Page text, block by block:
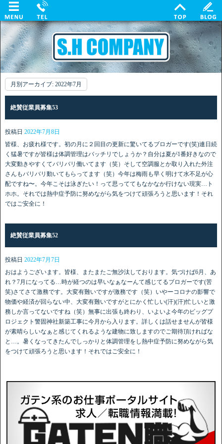
月別アーカイブ: 2022年7月
絶賛従業員募集53
投稿日 2022年7月8日
皆様、お疲れ様です。初の月に２回目の更新に驚いてるブロガーです(笑)連日続
く猛暑ですが皆様は体調管理はバッチリでしょうか？自分は夏が1番好きなので
大変動きやすくてバリバリ働いてます（笑）そして空調服とか取り入れた外注
さんもバリバリ動いてもらってます（笑）今年は梅雨も早く明けて水不足が心
配ですね〜。今年こそは泳ぎたい！って思っててもなかなか行けない現実…ト
ホホ。それでは熱中症予防に努めながら気をつけて頑張ろうと思います！それ
ではご安全に！
絶賛従業員募集52
投稿日 2022年7月7日
おはようございます。皆様、またまたご無沙汰しております。気づけば6月、あ
れ？7月になってる…時が経つのは早いなぁなーんて感じてるブロガーです(苦
笑)さてさて激務です。大変有難いですが激務です（笑）いやーコロナの影響で
物価や経済が回らない中、大変有難いですがとにかく忙しい(汗)(汗)忙しいと激
務しか言ってないですね（笑）無事に出張も終わり、いよいよ今年のビッグプ
ロジェクト警固神社新築工事に今月から入ります。詳しくは話せませんが皆様
が素晴らしいなぁと感じてくれるような建物に致しますのでご期待頂ければな
と…。暑くなってきたんでしっかりと体調管理をし熱中症予防に努めながら気
をつけて頑張ろうと思います！それではご安全に！